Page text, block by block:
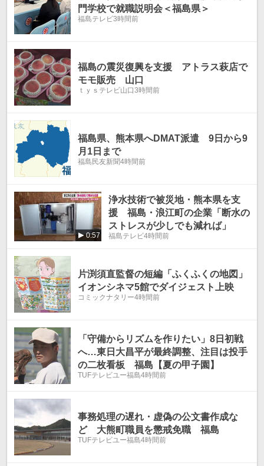
門学校で就職説明会＜福島県＞
福島テレビ3時間前
福島の震災復興を支援 アトラス萩店で
モモ販売 山口
ｔｙｓテレビ山口3時間前
福島県、熊本県へDMAT派遣 9日から9
月1日まで
福島民友新聞4時間前
0:57
浄水技術で被災地・熊本県を支
援 福島・浪江町の企業「断水の
ストレスが少しでも減れば」
福島テレビ4時間前
片渕須直監督の短編「ふくふくの地図」
イオンシネマ5館でダイジェスト上映
コミックナタリー4時間前
「守備からリズムを作りたい」8日初戦
へ…東日大昌平が最終調整、注目は投手
の二枚看板 福島【夏の甲子園】
TUFテレビユー福島4時間前
事務処理の遅れ・虚偽の公文書作成な
ど 大熊町職員を懲戒免職 福島
TUFテレビユー福島4時間前